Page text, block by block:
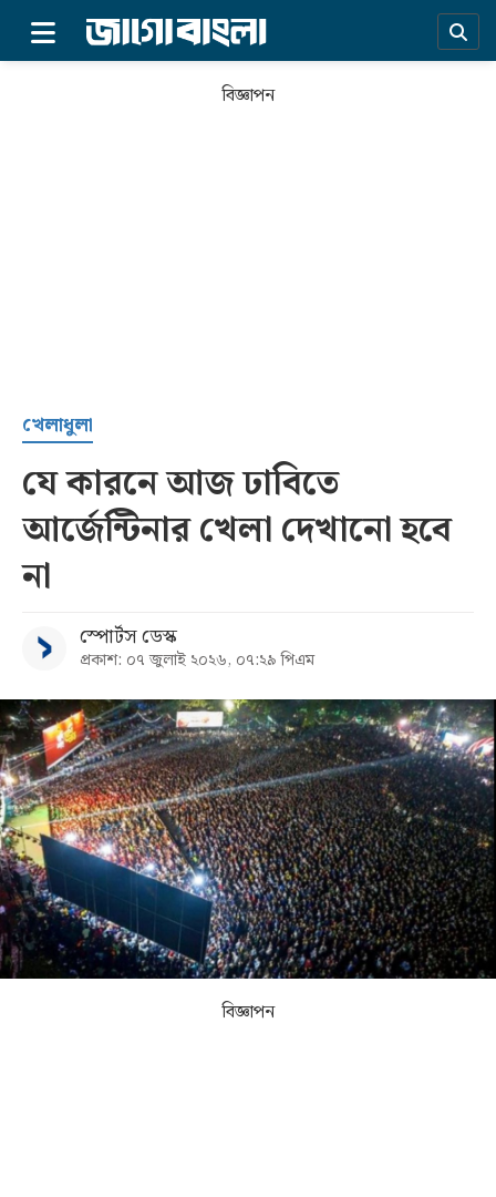
সর্বশেষ
সব
বিভাগ
আর্কাইভ
কনভার্টার
বিজ্ঞাপন
খেলাধুলা
যে কারনে আজ ঢাবিতে
আর্জেন্টিনার খেলা দেখানো হবে
না
স্পোর্টস ডেস্ক
প্রকাশ: ০৭ জুলাই ২০২৬, ০৭:২৯ পিএম
বিজ্ঞাপন